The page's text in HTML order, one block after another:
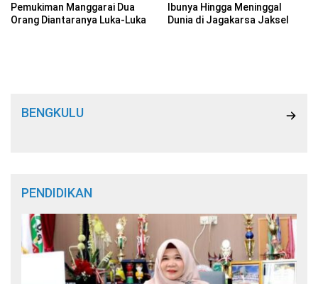
Pemukiman Manggarai Dua
Orang Diantaranya Luka-Luka
Ibunya Hingga Meninggal
Dunia di Jagakarsa Jaksel
BENGKULU
PENDIDIKAN